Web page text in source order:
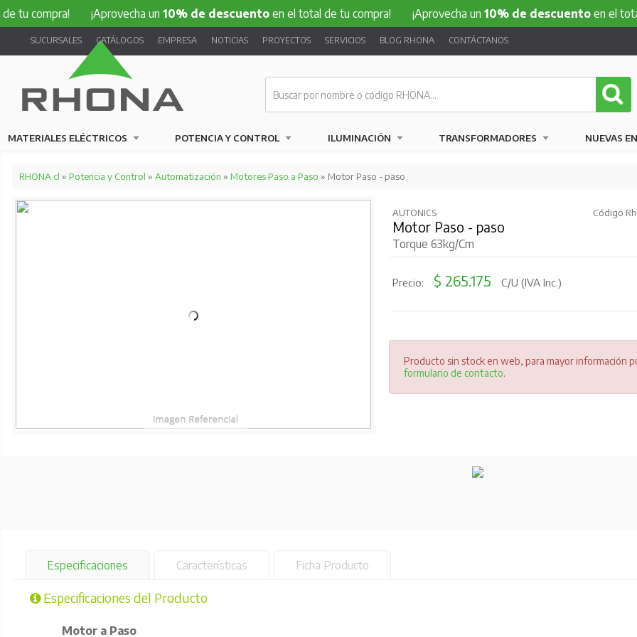
¡Aprovecha un10% de descuentoen el total de tu compra! ¡Aprovecha un10% de descuentoen el total de tu
SUCURSALES CATÁLOGOS EMPRESA NOTICIAS PROYECTOS SERVICIOS BLOG RHONA CONTÁCTANOS
MATERIALES ELÉCTRICOS POTENCIA Y CONTROL ILUMINACIÓN TRANSFORMADORES NUEVAS
RHONA.cl » Potencia y Control » Automatización » Motores Paso a Paso » Motor Paso - paso
AUTONICS Código
Motor Paso - paso
Torque 63kg/Cm
Precio: $ 265.175 C/U (IVA Inc.)
Producto sin stock en web, para mayor información
formulario de contacto.
Especificaciones Características Ficha Producto
Especificaciones del Producto
Motor a Paso